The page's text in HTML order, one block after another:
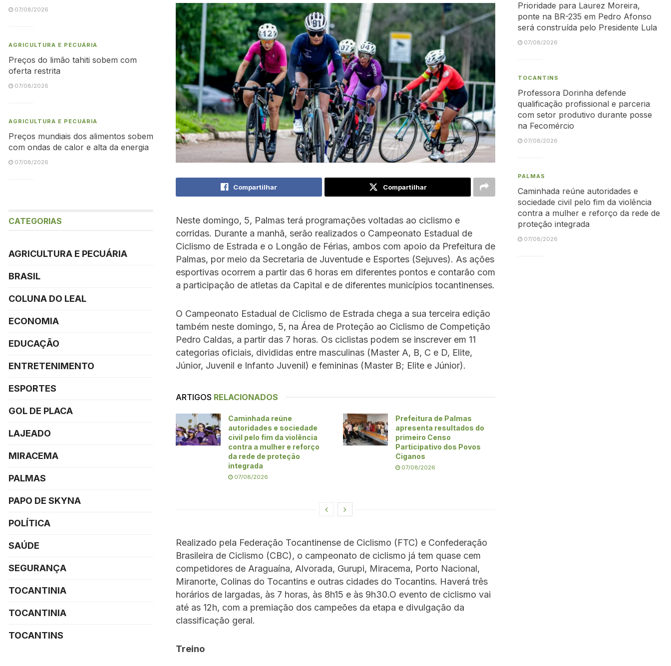
Compartilhar Compartilhar
Neste domingo, 5, Palmas terá programações voltadas ao ciclismo e
corridas. Durante a manhã, serão realizados o Campeonato Estadual de
Ciclismo de Estrada e o Longão de Férias, ambos com apoio da Prefeitura de
Palmas, por meio da Secretaria de Juventude e Esportes (Sejuves). As ações
esportivas ocorrem a partir das 6 horas em diferentes pontos e contarão com
a participação de atletas da Capital e de diferentes municípios tocantinenses.
O Campeonato Estadual de Ciclismo de Estrada chega a sua terceira edição
também neste domingo, 5, na Área de Proteção ao Ciclismo de Competição
Pedro Caldas, a partir das 7 horas. Os ciclistas podem se inscrever em 11
categorias oficiais, divididas entre masculinas (Master A, B, C e D, Elite,
Júnior, Juvenil e Infanto Juvenil) e femininas (Master B; Elite e Júnior).
ARTIGOS RELACIONADOS
Caminhada reúne
autoridades e sociedade
civil pelo fim da violência
contra a mulher e reforço
da rede de proteção
integrada
07/08/2026
Prefeitura de Palmas
apresenta resultados do
primeiro Censo
Participativo dos Povos
Ciganos
07/08/2026
Realizado pela Federação Tocantinense de Ciclismo (FTC) e Confederação
Brasileira de Ciclismo (CBC), o campeonato de ciclismo já tem quase cem
competidores de Araguaína, Alvorada, Gurupi, Miracema, Porto Nacional,
Miranorte, Colinas do Tocantins e outras cidades do Tocantins. Haverá três
horários de largadas, às 7 horas, às 8h15 e às 9h30.O evento de ciclismo vai
até as 12h, com a premiação dos campeões da etapa e divulgação da
classificação geral.
Treino
07/08/2026
AGRICULTURA E PECUÁRIA
Preços do limão tahiti sobem com
oferta restrita
07/08/2026
AGRICULTURA E PECUÁRIA
Preços mundiais dos alimentos sobem
com ondas de calor e alta da energia
07/08/2026
CATEGORIAS
AGRICULTURA E PECUÁRIA
BRASIL
COLUNA DO LEAL
ECONOMIA
EDUCAÇÃO
ENTRETENIMENTO
ESPORTES
GOL DE PLACA
LAJEADO
MIRACEMA
PALMAS
PAPO DE SKYNA
POLÍTICA
SAÚDE
SEGURANÇA
TOCANTINIA
TOCANTINIA
TOCANTINS
Prioridade para Laurez Moreira,
ponte na BR-235 em Pedro Afonso
será construída pelo Presidente Lula
07/08/2026
TOCANTINS
Professora Dorinha defende
qualificação profissional e parceria
com setor produtivo durante posse
na Fecomércio
07/08/2026
PALMAS
Caminhada reúne autoridades e
sociedade civil pelo fim da violência
contra a mulher e reforço da rede de
proteção integrada
07/08/2026